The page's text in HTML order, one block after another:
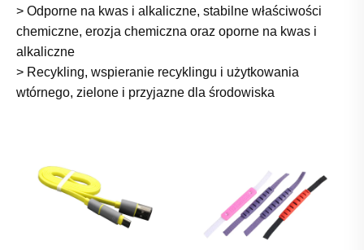
> Odporne na kwas i alkaliczne, stabilne właściwości
chemiczne, erozja chemiczna oraz oporne na kwas i
alkaliczne
> Recykling, wspieranie recyklingu i użytkowania
wtórnego, zielone i przyjazne dla środowiska